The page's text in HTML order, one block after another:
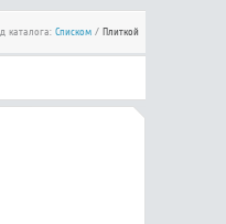
каталога: Списком/ Плиткой